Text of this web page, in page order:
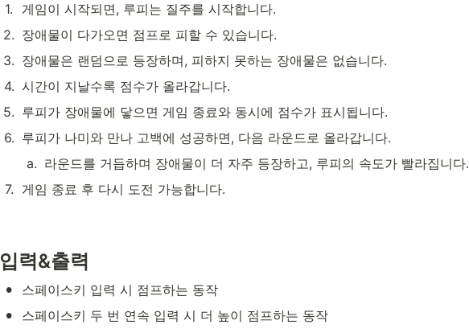
1.
게임이 시작되면, 루피는 질주를 시작합니다.
2. 장애물이 다가오면 점프로 피할 수 있습니다.
3. 장애물은 랜덤으로 등장하며, 피하지 못하는 장애물은 없습니다.
4. 시간이 지날수록 점수가 올라갑니다.
5. 루피가 장애물에 닿으면 게임 종료와 동시에 점수가 표시됩니다.
6. 루피가 나미와 만나 고백에 성공하면, 다음 라운드로 올라갑니다.
a. 라운드를 거듭하며 장애물이 더 자주 등장하고, 루피의 속도가 빨라집니다.
7. 게임 종료 후 다시 도전 가능합니다.
입력&출력
• 스페이스키 입력 시 점프하는 동작
• 스페이스키 두 번 연속 입력 시 더 높이 점프하는 동작